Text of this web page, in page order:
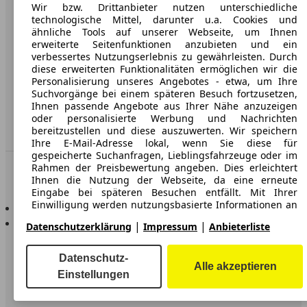
AGB
Datenschutz
Impressum
Erklärung zur Barrierefreiheit
Service
Händler
In Verbindung bleiben
AutoScout24 für iOS
Wir bzw. Drittanbieter nutzen unterschiedliche
technologische Mittel, darunter u.a. Cookies und
ähnliche Tools auf unserer Webseite, um Ihnen
erweiterte Seitenfunktionen anzubieten und ein
verbessertes Nutzungserlebnis zu gewährleisten. Durch
diese erweiterten Funktionalitäten ermöglichen wir die
Personalisierung unseres Angebotes - etwa, um Ihre
Suchvorgänge bei einem späteren Besuch fortzusetzen,
Ihnen passende Angebote aus Ihrer Nähe anzuzeigen
oder personalisierte Werbung und Nachrichten
bereitzustellen und diese auszuwerten. Wir speichern
Ihre E-Mail-Adresse lokal, wenn Sie diese für
gespeicherte Suchanfragen, Lieblingsfahrzeuge oder im
Rahmen der Preisbewertung angeben. Dies erleichtert
Ihnen die Nutzung der Webseite, da eine erneute
Eingabe bei späteren Besuchen entfällt. Mit Ihrer
Einwilligung werden nutzungsbasierte Informationen an
Cookies/Tools werden von den Anbietern verwendet, um
von Ihnen bei Finanzierungsanfragen angegebene
Informationen für 30 Tage zu speichern und innerhalb
dieses Zeitraums automatisch für die Befüllung neuer
Finanzierungsanfragen wiederzuverwenden. Ohne die
Verwendung solcher Cookies/Tools können solche
erweiterten Funktionen ganz oder teilweise nicht genutzt
Datenschutzerklärung | Impressum | Anbieterliste
Datenschutz-
Einstellungen
Alle akzeptieren